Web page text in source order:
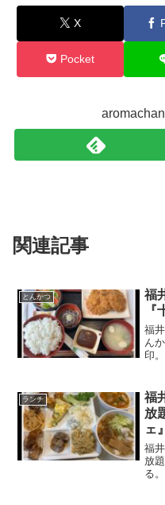
X
Pocket
関連記事
とんかつ
福
『
福
ん
印
蕎
家
ランチ
福
放
ェ』
福
放
る